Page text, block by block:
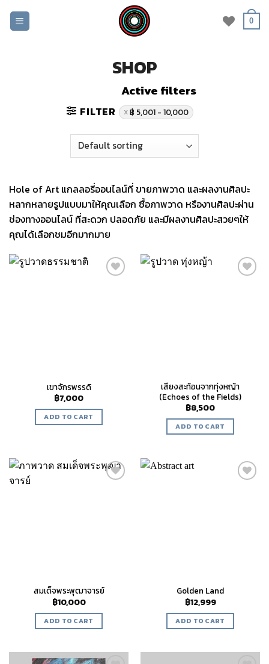
0
SHOP
FILTER
Active filters
฿ 5,001 - 10,000
Hole of Art แกลลอรี่ออนไลน์ที่ ขายภาพวาด และผลงานศิลปะ
หลากหลายรูปแบบมาให้คุณเลือก ซื้อภาพวาด หรืองานศิลปะผ่าน
ช่องทางออนไลน์ ที่สะดวก ปลอดภัย และมีผลงานศิลปะสวยๆให้
คุณได้เลือกชมอีกมากมาย
เขาจักรพรรดิ
฿7,000
ADD TO CART
เสียงสะท้อนจากทุ่งหญ้า
(Echoes of the Fields)
฿8,500
ADD TO CART
สมเด็จพระพุฒาจารย์
฿10,000
ADD TO CART
Golden Land
฿12,999
ADD TO CART